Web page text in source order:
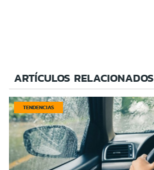
ARTÍCULOS RELACIONADOS
TENDENCIAS